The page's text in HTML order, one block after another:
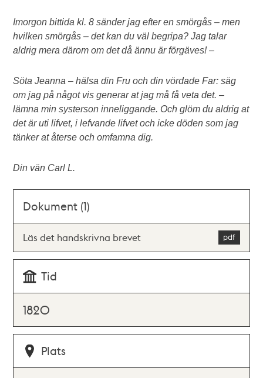
Imorgon bittida kl. 8 sänder jag efter en smörgås – men
hvilken smörgås – det kan du väl begripa? Jag talar
aldrig mera därom om det då ännu är förgäves! –
Söta Jeanna – hälsa din Fru och din vördade Far: säg
om jag på något vis generar at jag må få veta det. –
lämna min systerson inneliggande. Och glöm du aldrig at
det är uti lifvet, i lefvande lifvet och icke döden som jag
tänker at återse och omfamna dig.
Din vän Carl L.
Dokument (1)
Läs det handskrivna brevet
Tid
1820
Plats